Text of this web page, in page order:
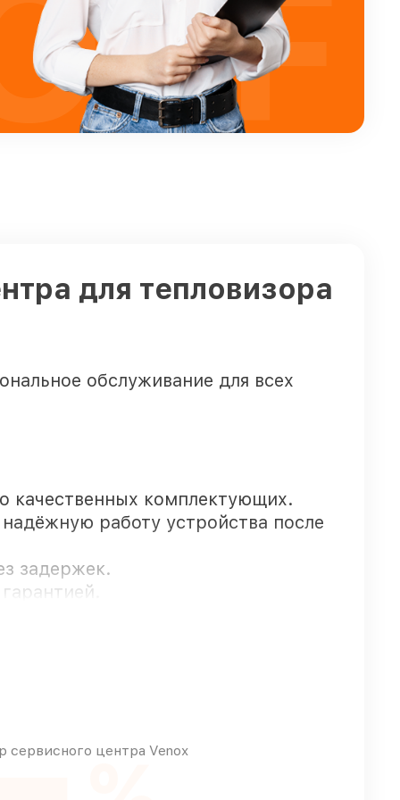
для тепловизора
обслуживание для всех
качественных комплектующих.
работу устройства после
задержек.
любых финансовых возможностей
сервисного центра Venox